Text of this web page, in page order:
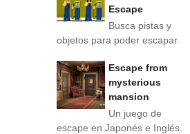
Escape
Busca pistas y
objetos para poder escapar.
Escape from
mysterious
mansion
Un juego de
escape en Japonés e Inglés.